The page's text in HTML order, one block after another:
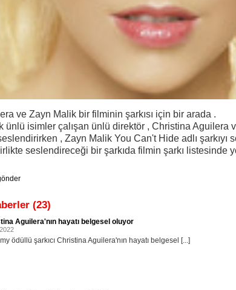
ve Zayn Malik bir filminin şarkısı için bir arada .
ünlü isimler çalışan ünlü direktör , Christina Aguilera
, Zayn Malik You Can't Hide adlı şarkıyı
seslendireceği bir şarkıda filmin şarkı listesinde
(23)
Aguilera'nın hayatı belgesel oluyor
ödüllü şarkıcı Christina Aguilera'nın hayatı belgesel [...]